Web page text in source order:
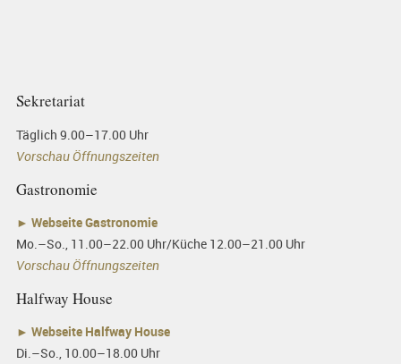
Sekretariat
Täglich 9.00–17.00 Uhr
Vorschau Öffnungszeiten
Gastronomie
► Webseite Gastronomie
Mo.–So., 11.00–22.00 Uhr/Küche 12.00–21.00 Uhr
Vorschau Öffnungszeiten
Halfway House
► Webseite Halfway House
Di.–So., 10.00–18.00 Uhr